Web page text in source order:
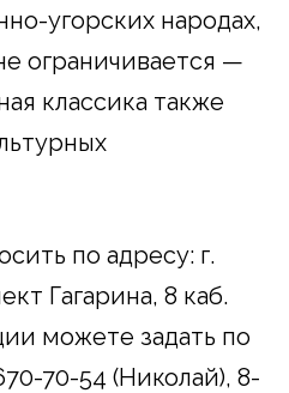
угорских народах,
ограничивается —
классика также
по адресу: г.
Гагарина, 8 каб.
можете задать по
70-54 (Николай), 8-